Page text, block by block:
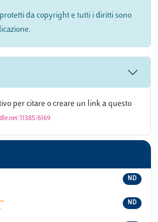
da copyright e tutti i diritti sono
per citare o creare un link a questo
11385/6169
ND
ND